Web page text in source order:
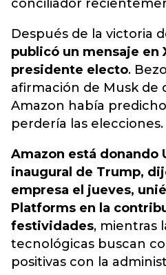
conciliador
Después de la victoria
publicó un mensaje en
presidente electo.
afirmación de Musk de
Amazon había
perdería las elecciones.
Amazon está donando
inaugural de Trump,
empresa el jueves,
Platforms en la
festividades, mientras
tecnológicas buscan
positivas con la